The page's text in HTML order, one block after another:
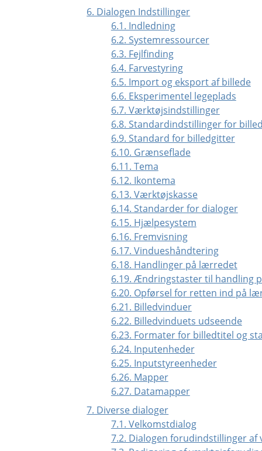
6. Dialogen Indstillinger
6.1. Indledning
6.2. Systemressourcer
6.3. Fejlfinding
6.4. Farvestyring
6.5. Import og eksport af billede
6.6. Eksperimentel legeplads
6.7. Værktøjsindstillinger
6.8. Standardindstillinger for
6.9. Standard for billedgitter
6.10. Grænseflade
6.11. Tema
6.12. Ikontema
6.13. Værktøjskasse
6.14. Standarder for dialoger
6.15. Hjælpesystem
6.16. Fremvisning
6.17. Vindueshåndtering
6.18. Handlinger på lærredet
6.19. Ændringstaster til handling
6.20. Opførsel for retten ind på
6.21. Billedvinduer
6.22. Billedvinduets udseende
6.23. Formater for billedtitel og
6.24. Inputenheder
6.25. Inputstyreenheder
6.26. Mapper
6.27. Datamapper
7. Diverse dialoger
7.1. Velkomstdialog
7.2. Dialogen forudindstillinger